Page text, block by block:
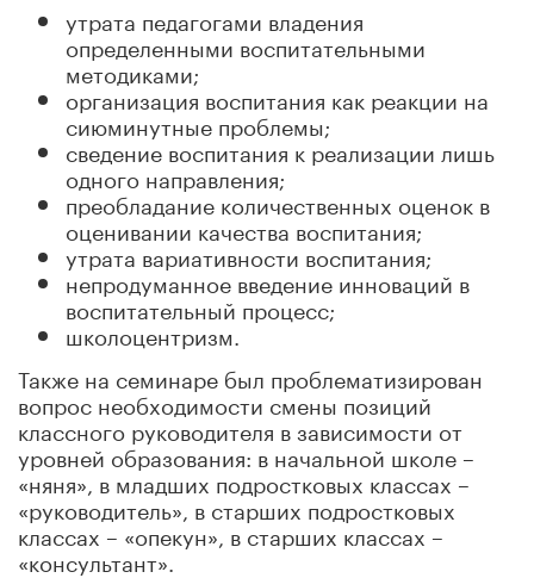
утрата педагогами владения
определенными воспитательными
методиками;
организация воспитания как реакции на
сиюминутные проблемы;
сведение воспитания к реализации лишь
одного направления;
преобладание количественных оценок в
оценивании качества воспитания;
утрата вариативности воспитания;
непродуманное введение инноваций в
воспитательный процесс;
школоцентризм.
Также на семинаре был проблематизирован
вопрос необходимости смены позиций
классного руководителя в зависимости от
уровней образования: в начальной школе –
«няня», в младших подростковых классах –
«руководитель», в старших подростковых
классах – «опекун», в старших классах –
«консультант».